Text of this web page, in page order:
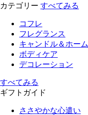
カテゴリー すべてみる
コフレ
フレグランス
キャンドル＆ホーム
ボディケア
デコレーション
すべてみる
ギフトガイド
ささやかな心遣い